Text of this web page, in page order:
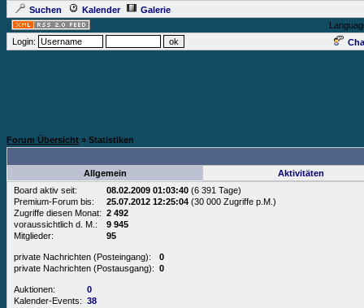
Suchen Kalender
Galerie
Login:
Forum Übersicht » Statistiken
Allgemein
Aktivitäten
Board aktiv seit:
08.02.2009 01:03:40 (6 391 Tage)
Premium-Forum bis:
25.07.2012 12:25:04 (30 000 Zugriffe p.M.)
Zugriffe diesen Monat: 2 492
voraussichtlich d. M.:
9 945
Mitglieder:
95
private Nachrichten (Posteingang):
0
private Nachrichten (Postausgang): 0
Auktionen:
0
Kalender-Events: 38